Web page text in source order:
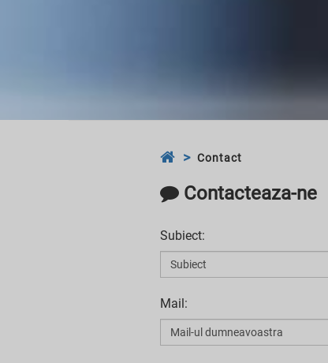
Contact
Contacteaza-ne
Subiect:
Mail: